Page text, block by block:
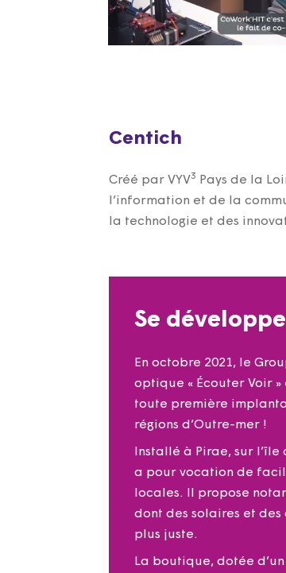
Centich
Créé par VYV3 Pays de la
l’information et de la
la technologie et des
Se
En octobre 2021, le
optique « Écouter Voir »
toute première
régions d’Outre-mer !
Installé à Pirae, sur
a pour vocation de
locales. Il propose
dont des solaires et
plus juste.
La boutique, dotée